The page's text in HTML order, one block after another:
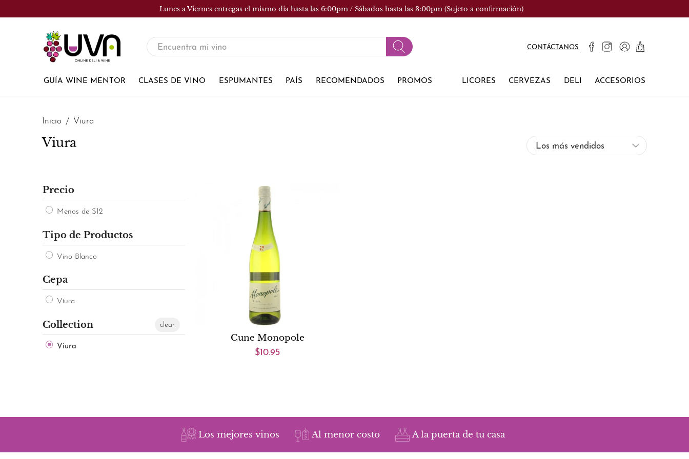
Lunes a Viernes entregas el mismo día hasta las 6:00pm / Sábados hasta las 3:00pm (Sujeto a confirmación)
UVA
Tienda
de
vinos
CONTÁCTANOS
GUÍA WINE MENTOR CLASES DE VINO ESPUMANTES PAÍS RECOMENDADOS PROMOS LICORES CERVEZAS DELI ACCESORIOS
Inicio Viura
Viura
Precio
Menos de $12
Tipo de Productos
Vino Blanco
Cepa
Viura
Collection
Viura
clear
Cune Monopole
$10.95
Los mejores vinos Al menor costo A la puerta de tu casa